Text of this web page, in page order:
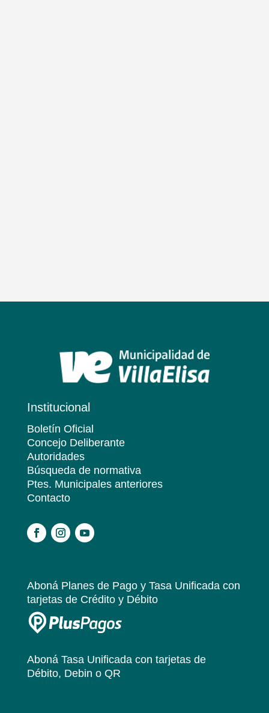
Institucional
Boletín Oficial
Concejo Deliberante
Autoridades
Búsqueda de normativa
Ptes. Municipales anteriores
Contacto
Aboná Planes de Pago y Tasa Unificadacon
tarjetas de Crédito y Débito
Aboná Tasa Unificadacon tarjetas de
Débito, Debin o QR